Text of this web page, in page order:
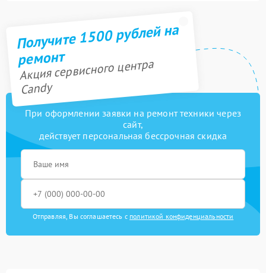
Получите 1500 рублей на
ремонт
Акция сервисного центра
Candy
При оформлении заявки на ремонт техники через
сайт,
действует персональная бессрочная скидка
Отправляя, Вы соглашаетесь с политикой конфиденциальности